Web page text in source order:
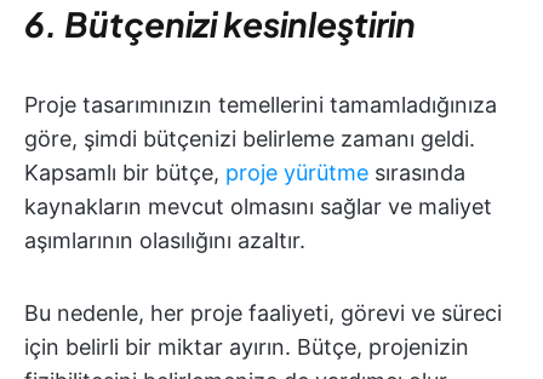
6. Bütçenizi kesinleştirin
Proje tasarımınızın temellerini tamamladığınıza
göre, şimdi bütçenizi belirleme zamanı geldi.
Kapsamlı bir bütçe, proje yürütme sırasında
kaynakların mevcut olmasını sağlar ve maliyet
aşımlarının olasılığını azaltır.
Bu nedenle, her proje faaliyeti, görevi ve süreci
için belirli bir miktar ayırın. Bütçe, projenizin